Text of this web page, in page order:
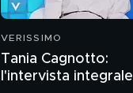
VERISSIMO
Tania Cagnotto:
l'intervista integrale